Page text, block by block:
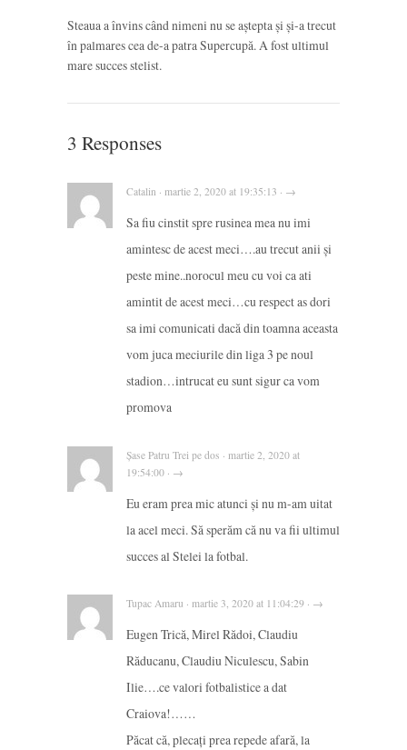
Steaua a învins când nimeni nu se aștepta și și-a trecut
în palmares cea de-a patra Supercupă. A fost ultimul
mare succes stelist.
3 Responses
Catalin · martie 2, 2020 at 19:35:13 · →
Sa fiu cinstit spre rusinea mea nu imi
amintesc de acest meci….au trecut anii și
peste mine..norocul meu cu voi ca ati
amintit de acest meci…cu respect as dori
sa imi comunicati dacă din toamna aceasta
vom juca meciurile din liga 3 pe noul
stadion…intrucat eu sunt sigur ca vom
promova
Șase Patru Trei pe dos · martie 2, 2020 at
19:54:00 · →
Eu eram prea mic atunci și nu m-am uitat
la acel meci. Să sperăm că nu va fii ultimul
succes al Stelei la fotbal.
Tupac Amaru · martie 3, 2020 at 11:04:29 · →
Eugen Trică, Mirel Rădoi, Claudiu
Răducanu, Claudiu Niculescu, Sabin
Ilie….ce valori fotbalistice a dat
Craiova!……
Păcat că, plecați prea repede afară, la